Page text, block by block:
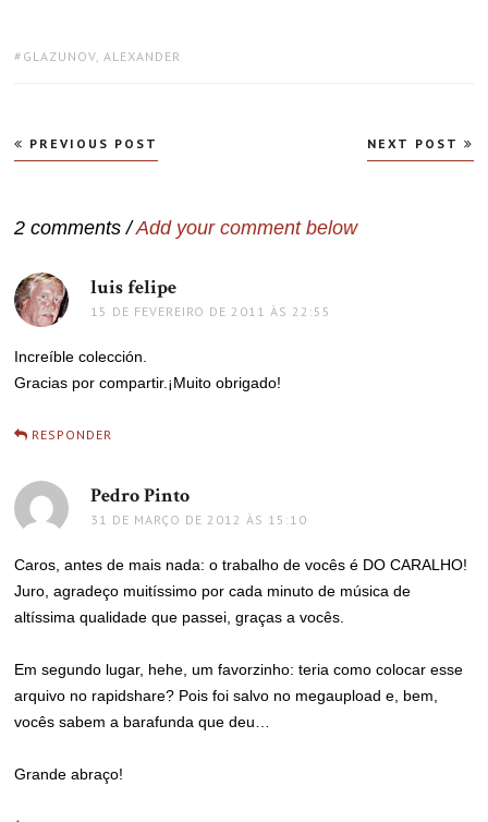
TAGS:
GLAZUNOV, ALEXANDER
Navegação
de
PREVIOUS POST NEXT POST
2 comments /Add your comment below
luis felipe
15 DE FEVEREIRO DE 2011 ÀS 22:55
Increíble colección.
Gracias por compartir.¡Muito obrigado!
RESPONDER
Pedro Pinto
31 DE MARÇO DE 2012 ÀS 15:10
Caros, antes de mais nada: o trabalho de vocês é DO CARALHO!
Juro, agradeço muitíssimo por cada minuto de música de
altíssima qualidade que passei, graças a vocês.
Em segundo lugar, hehe, um favorzinho: teria como colocar esse
arquivo no rapidshare? Pois foi salvo no megaupload e, bem,
vocês sabem a barafunda que deu…
Grande abraço!